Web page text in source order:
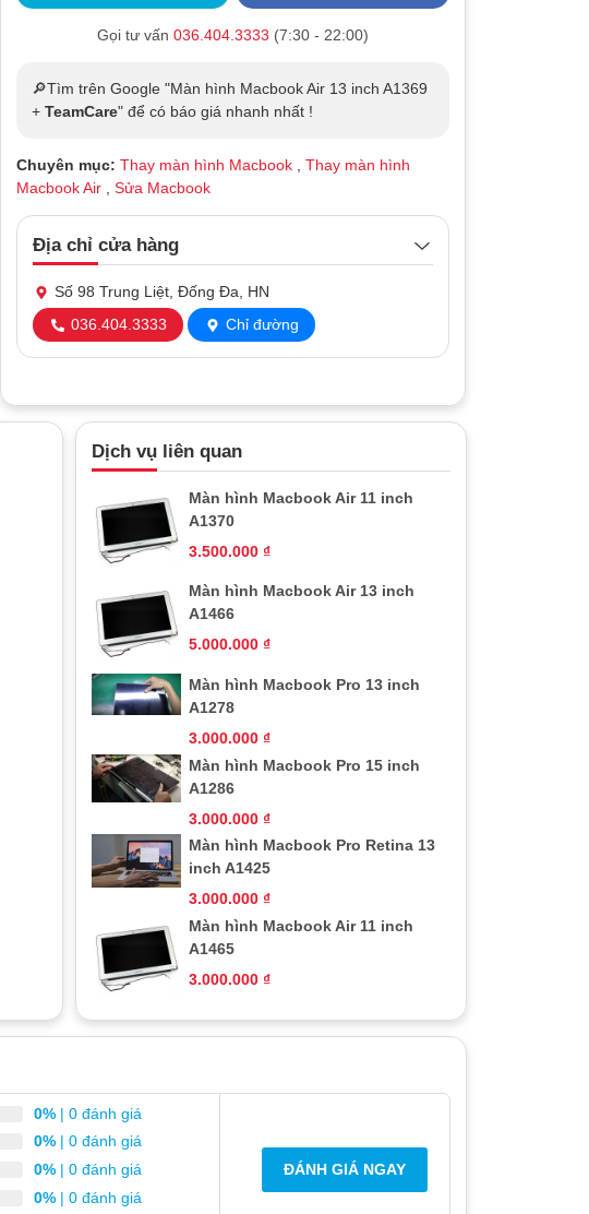
Gọi tư vấn036.404.3333 (7:30 - 22:00)
🔎Tìm trên Google "Màn hình Macbook Air 13 inch A1369
+TeamCare" để có báo giá nhanh nhất !
Chuyên mục: Thay màn hình Macbook ,Thay màn hình
Macbook Air ,Sửa Macbook
Địa chỉ cửa hàng
Số 98 Trung Liệt, Đống Đa, HN
036.404.3333
Chỉ đường
Dịch vụ liên quan
Màn hình Macbook Air 11 inch
A1370
3.500.000 ₫
Màn hình Macbook Air 13 inch
A1466
5.000.000 ₫
Màn hình Macbook Pro 13 inch
A1278
3.000.000 ₫
Màn hình Macbook Pro 15 inch
A1286
3.000.000 ₫
Màn hình Macbook Pro Retina 13
inch A1425
3.000.000 ₫
Màn hình Macbook Air 11 inch
A1465
3.000.000 ₫
0%| 0 đánh giá
0%| 0 đánh giá
0%| 0 đánh giá
0%| 0 đánh giá
ĐÁNH GIÁ NGAY